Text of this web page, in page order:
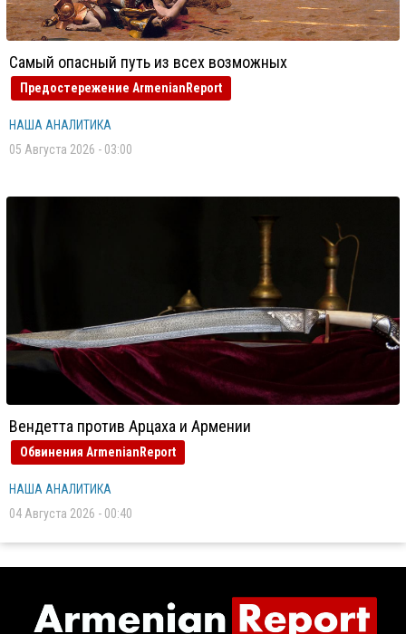
Самый опасный путь из всех возможных
Предостережение ArmenianReport
НАША АНАЛИТИКА
05 Августа 2026 - 03:00
Вендетта против Арцаха и Армении
Обвинения ArmenianReport
НАША АНАЛИТИКА
04 Августа 2026 - 00:40